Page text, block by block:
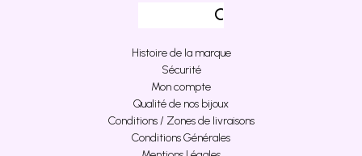
Histoire de la marque
Sécurité
Mon compte
Qualité de nos bijoux
Conditions / Zones de livraisons
Conditions Générales